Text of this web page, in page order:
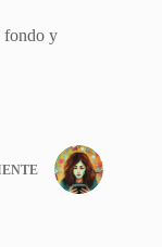
fondo y